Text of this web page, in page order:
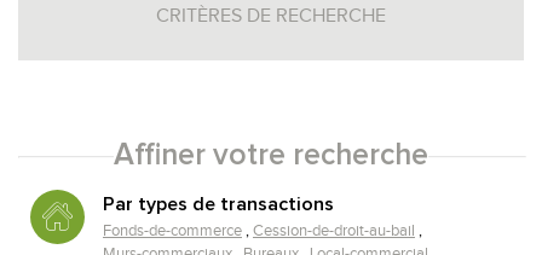
RECHERCHER
CRITÈRES DE RECHERCHE
Affiner votre recherche
Par types de transactions
Fonds-de-commerce Cession-de-droit-au-bail